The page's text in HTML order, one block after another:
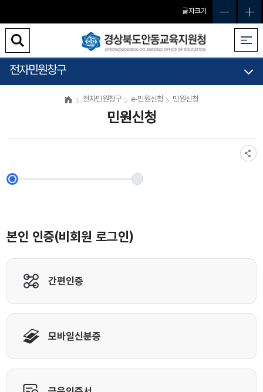
글자크기
전자민원창구
전자민원창구 e-민원신청 민원신청
민원신청